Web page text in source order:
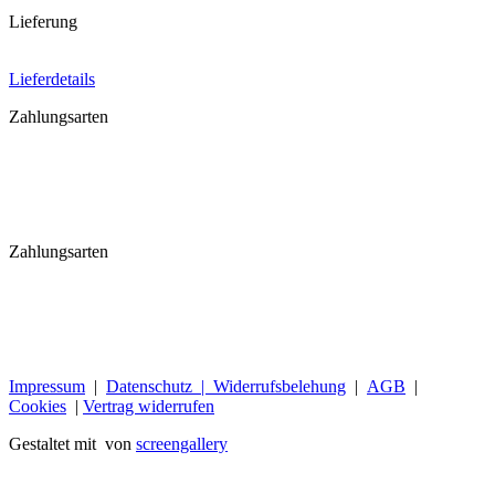
Lieferung
Lieferdetails
Zahlungsarten
Zahlungsarten
Impressum | Datenschutz | Widerrufsbelehung | AGB |
Cookies | Vertrag widerrufen
Gestaltet mit von screengallery